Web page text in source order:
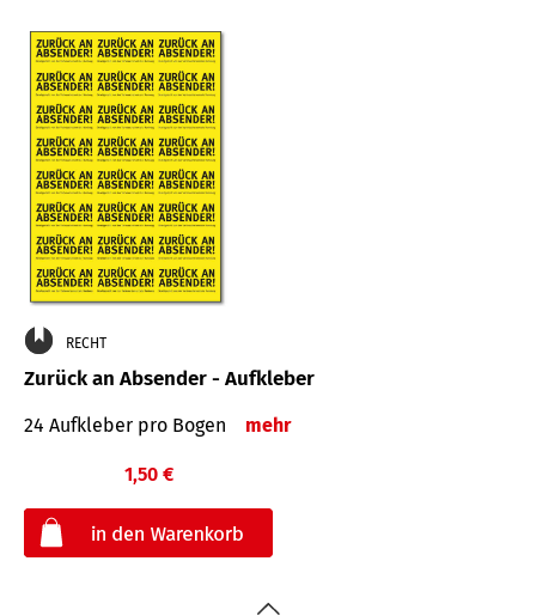
RECHT
Zurück an Absender - Aufkleber
24 Aufkleber pro Bogen mehr
1,50 €